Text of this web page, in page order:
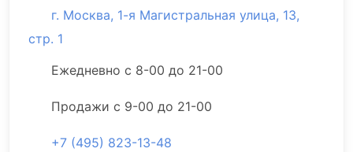
г. Москва, 1-я Магистральная улица, 13,
стр. 1
Ежедневно с 8-00 до 21-00
Продажи с 9-00 до 21-00
+7 (495) 823-13-48